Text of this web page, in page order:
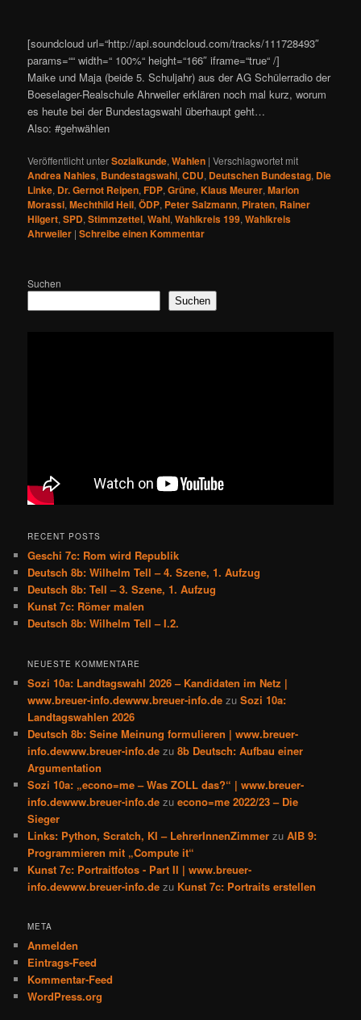
[soundcloud url=“http://api.soundcloud.com/tracks/111728493″
params=““ width=“ 100%“ height=“166″ iframe=“true“ /]
Maike und Maja (beide 5. Schuljahr) aus der AG Schülerradio der
Boeselager-Realschule Ahrweiler erklären noch mal kurz, worum
es heute bei der Bundestagswahl überhaupt geht…
Also: #gehwählen
Veröffentlicht unterSozialkunde,Wahlen |Verschlagwortet mit
Andrea Nahles, Bundestagswahl,CDU, Deutschen Bundestag, Die
Linke, Dr. Gernot Reipen,FDP,Grüne,Klaus Meurer,Marion
Morassi,Mechthild Heil,ÖDP, Peter Salzmann, Piraten, Rainer
Hilgert,SPD,Stimmzettel,Wahl,Wahlkreis 199,Wahlkreis
Ahrweiler |Schreibe einen Kommentar
Suchen
Suchen
RECENT POSTS
Geschi 7c: Rom wird Republik
Deutsch 8b: Wilhelm Tell – 4. Szene, 1. Aufzug
Deutsch 8b: Tell – 3. Szene, 1. Aufzug
Kunst 7c: Römer malen
Deutsch 8b: Wilhelm Tell – I.2.
NEUESTE KOMMENTARE
Sozi 10a: Landtagswahl 2026 – Kandidaten im Netz |
www.breuer-info.dewww.breuer-info.de zuSozi 10a:
Landtagswahlen 2026
Deutsch 8b: Seine Meinung formulieren | www.breuer-
info.dewww.breuer-info.de zu8b Deutsch: Aufbau einer
Argumentation
Sozi 10a: „econo=me – Was ZOLL das?“ | www.breuer-
info.dewww.breuer-info.de zuecono=me 2022/23 – Die
Sieger
Links: Python, Scratch, KI – LehrerInnenZimmer zuAIB 9:
Programmieren mit „Compute it“
Kunst 7c: Portraitfotos - Part II | www.breuer-
info.dewww.breuer-info.de zu Kunst 7c: Portraits erstellen
META
Anmelden
Eintrags-Feed
Kommentar-Feed
WordPress.org